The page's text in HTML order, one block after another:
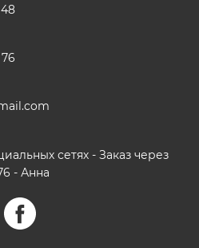
сетях - Заказ через
- Анна